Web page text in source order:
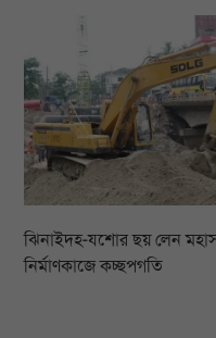
ঝিনাইদহ-যশোর ছয় লেন
নির্মাণকাজে কচ্ছপগতি